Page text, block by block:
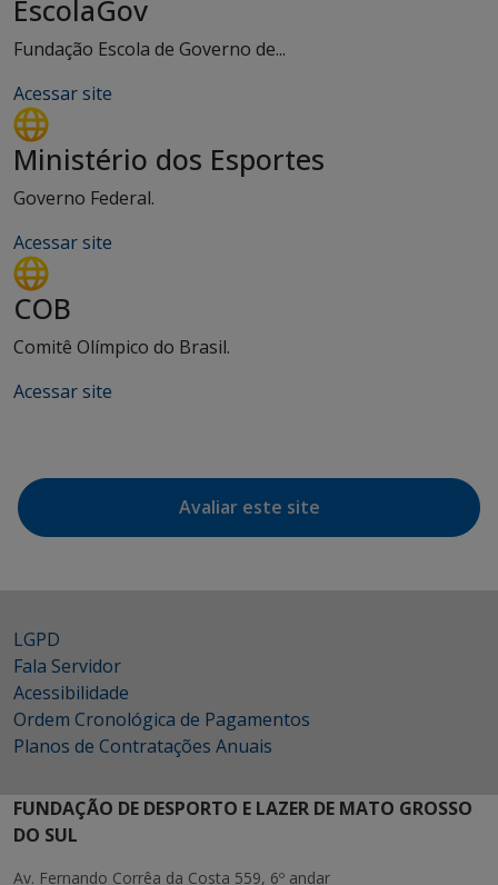
EscolaGov
Fundação Escola de Governo de...
Acessar site
Ministério dos Esportes
Governo Federal.
Acessar site
COB
Comitê Olímpico do Brasil.
Acessar site
Avaliar este site
LGPD
Fala Servidor
Acessibilidade
Ordem Cronológica de Pagamentos
Planos de Contratações Anuais
FUNDAÇÃO DE DESPORTO E LAZER DE MATO GROSSO
DO SUL
Av. Fernando Corrêa da Costa 559, 6º andar